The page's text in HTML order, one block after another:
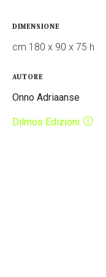
DIMENSIONE
cm 180 x 90 x 75 h
AUTORE
Onno Adriaanse
Dilmos Edizioni